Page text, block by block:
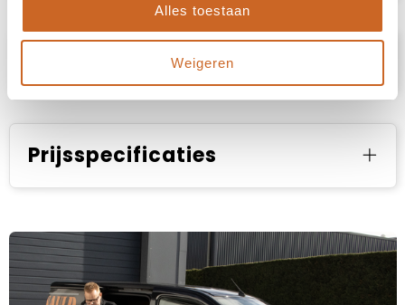
Alles toestaan
Weigeren
Specificaties
Prijsspecificaties